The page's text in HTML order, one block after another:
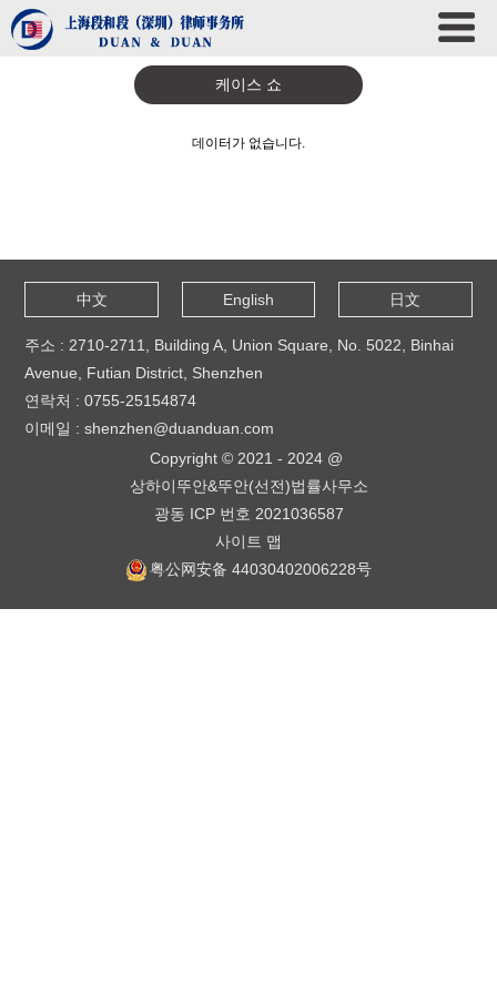
케이스 쇼
데이터가 없습니다.
中文 English 日文
주소 : 2710-2711, Building A, Union Square, No. 5022, Binhai
Avenue, Futian District, Shenzhen
연락처 : 0755-25154874
이메일 : shenzhen@duanduan.com
Copyright © 2021 - 2024 @
상하이뚜안&뚜안(선전)법률사무소
광동 ICP 번호 2021036587
사이트 맵
粤公网安备 44030402006228号